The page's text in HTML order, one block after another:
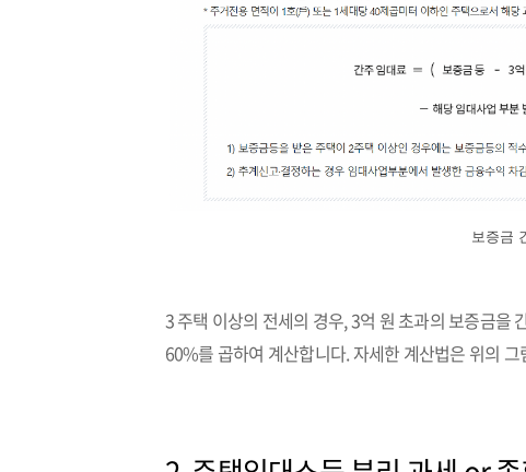
보증금
3 주택 이상의 전세의 경우, 3억 원 초과의 보증금을
60%를 곱하여 계산합니다. 자세한 계산법은 위의